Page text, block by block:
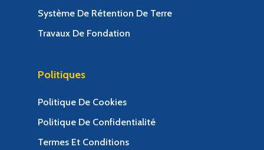
Système De Rétention De Terre
Travaux De Fondation
Politiques
Politique De Cookies
Politique De Confidentialité
Termes Et Conditions